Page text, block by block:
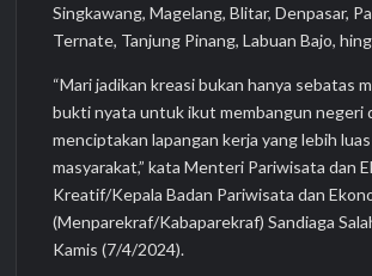
Singkawang, Magelang, Blitar, Denpasar,
Ternate, Tanjung Pinang, Labuan Bajo,
“Mari jadikan kreasi bukan hanya sebatas
bukti nyata untuk ikut membangun negeri
menciptakan lapangan kerja yang lebih
masyarakat,” kata Menteri Pariwisata dan
Kreatif/Kepala Badan Pariwisata dan
(Menparekraf/Kabaparekraf) Sandiaga
Kamis (7/4/2024).